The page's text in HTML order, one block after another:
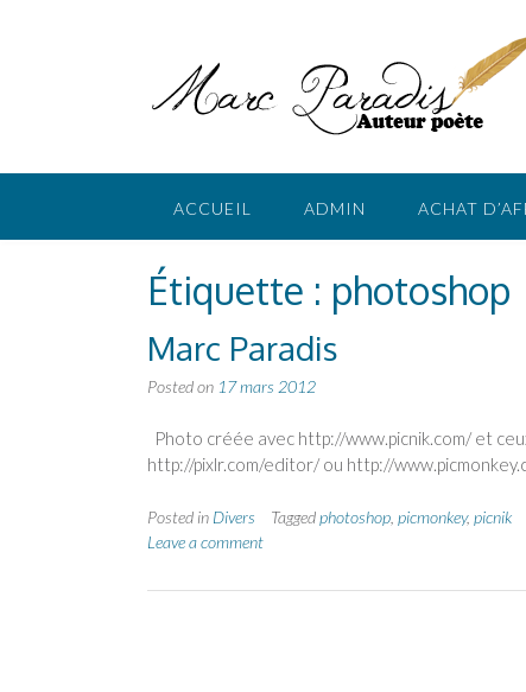
ACCUEIL ADMIN ACHAT
Étiquette : photoshop
Marc Paradis
Posted on 17 mars 2012
Photo créée avec http://www.picnik.com/ et
http://pixlr.com/editor/ ou http://
Posted in Divers Taggedphotoshop picmonkey, picnik
Leave a comment